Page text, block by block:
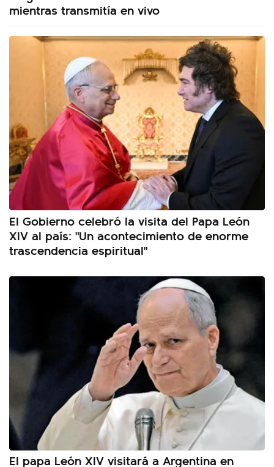
mientras transmitía en vivo
El Gobierno celebró la visita del Papa León
XIV al país: "Un acontecimiento de enorme
trascendencia espiritual"
El papa León XIV visitará a Argentina en